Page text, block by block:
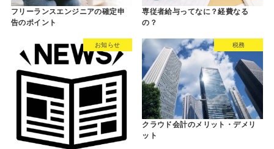
フリーランスエンジニアの確定申
告のポイント
専従者給与ってなに？経費なる
の？
お知らせ 税務
クラウド会計のメリット・デメリ
ット